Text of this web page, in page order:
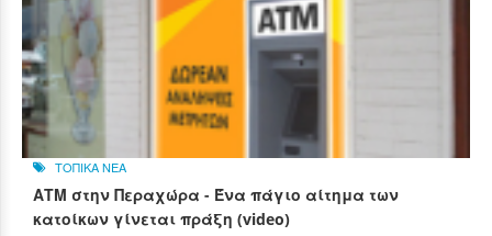
ΤΟΠΙΚΑ ΝΕΑ
ΑΤΜ στην Περαχώρα - Ένα πάγιο αίτημα των
κατοίκων γίνεται πράξη (video)